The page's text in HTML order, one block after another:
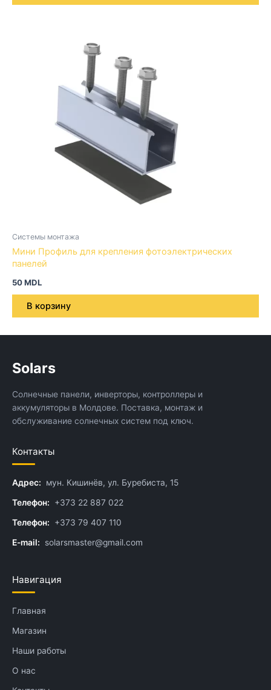
Системы монтажа
Мини Профиль для крепления фотоэлектрических
панелей
50MDL
В корзину
Solars
Солнечные панели, инверторы, контроллеры и
аккумуляторы в Молдове. Поставка, монтаж и
обслуживание солнечных систем под ключ.
Контакты
Адрес: мун. Кишинёв, ул. Буребиста, 15
Телефон: +373 22 887 022
Телефон: +373 79 407 110
E-mail: solarsmaster@gmail.com
Навигация
Главная
Магазин
Наши работы
О нас